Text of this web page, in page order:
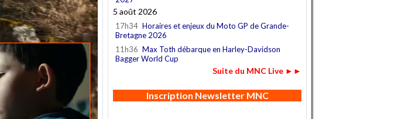
5 août 2026
17h34 Horaires et enjeux du Moto GP de Grande-
Bretagne 2026
11h36 Max Toth débarque en Harley-Davidson
Bagger World Cup
Suite du MNC Live ►►
Inscription Newsletter MNC